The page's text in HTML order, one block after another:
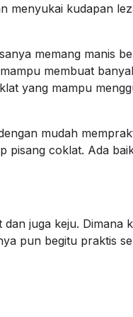
menyukai kudapan
memang manis
membuat
yang mampu
mudah
pisang coklat. Ada
juga keju. Dimana
pun begitu praktis